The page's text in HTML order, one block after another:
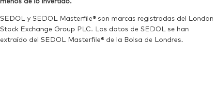
SEDOL y SEDOL Masterfile® son marcas registradas del London
Stock Exchange Group PLC. Los datos de SEDOL se han
extraído del SEDOL Masterfile® de la Bolsa de Londres.